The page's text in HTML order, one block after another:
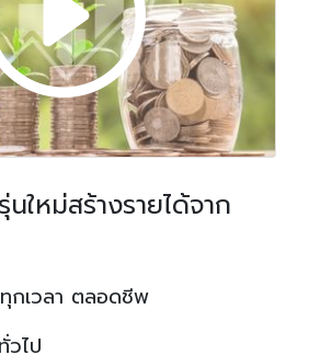
ใหม่สร้างรายได้จาก
กเวลา ตลอดชีพ
วไป